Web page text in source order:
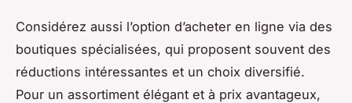
Considérez aussi l’option d’acheter en ligne via des
boutiques spécialisées, qui proposent souvent des
réductions intéressantes et un choix diversifié.
Pour un assortiment élégant et à prix avantageux,